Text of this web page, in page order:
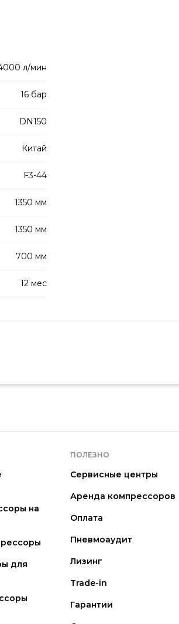
л/мин
16 бар
DN150
Китай
F3-44
1350 мм
1350 мм
700 мм
12 мес
на
для
ПОЛЕЗНО
Сервисные центры
Аренда компрессоров
Оплата
Пневмоаудит
Лизинг
Trade-in
Гарантии